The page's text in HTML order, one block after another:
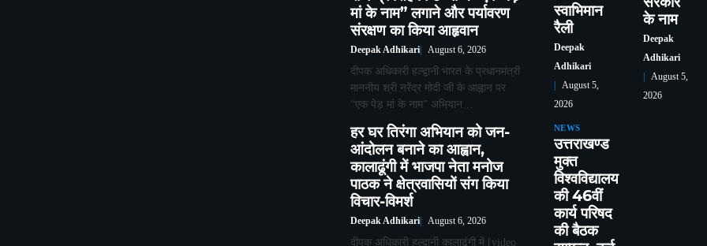
मां के नाम” लगाने और पर्यावरण
संरक्षण का किया आहृवान
Deepak Adhikari August 6, 2026
दीपक अधिकारी हल्द्वानी भारत के प्रधानमंत्री
माननीय श्री नरेंद्र मोदी जी के आह्वान पर
“एक पेड़ मां के नाम” अभियान…
हर घर तिरंगा अभियान को जन-
आंदोलन बनाने का आह्वान,
कालाढूंगी में भाजपा नेता मनोज
पाठक ने क्षेत्रवासियों संग किया
विचार-विमर्श
Deepak Adhikari August 6, 2026
दीपक अधिकारी हल्द्वानी कालाढूंगी में [video
स्वाभिमान
रैली
Deepak
Adhikari
August 5,
2026
के नाम
Deepak
Adhikari
August 5,
2026
NEWS
उत्तराखण्ड
मुक्त
विश्वविद्यालय
की 46वीं
कार्य परिषद
की बैठक